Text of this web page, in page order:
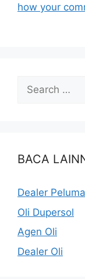
how your
BACA
Dealer
Oli Dupersol
Agen Oli
Dealer Oli